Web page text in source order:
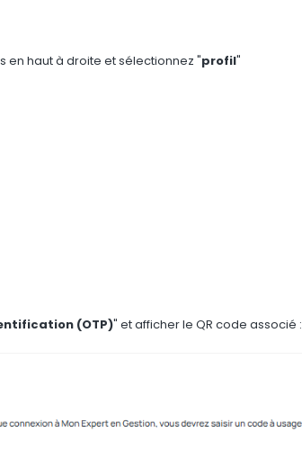
en haut à droite et sélectionnez "profil"
(OTP)" et afficher le QR code associé :